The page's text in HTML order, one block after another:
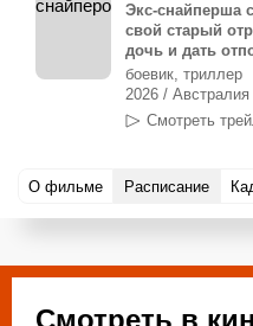
Экс-снайперша
свой старый
дочь и дать
боевик, триллер
2026 / Австралия
Смотреть
О фильме Расписание
Смотреть в